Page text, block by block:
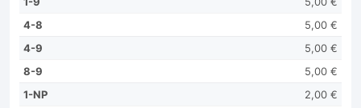
4-8
5,00 €
4-9
5,00 €
8-9
5,00 €
1-NP
2,00 €